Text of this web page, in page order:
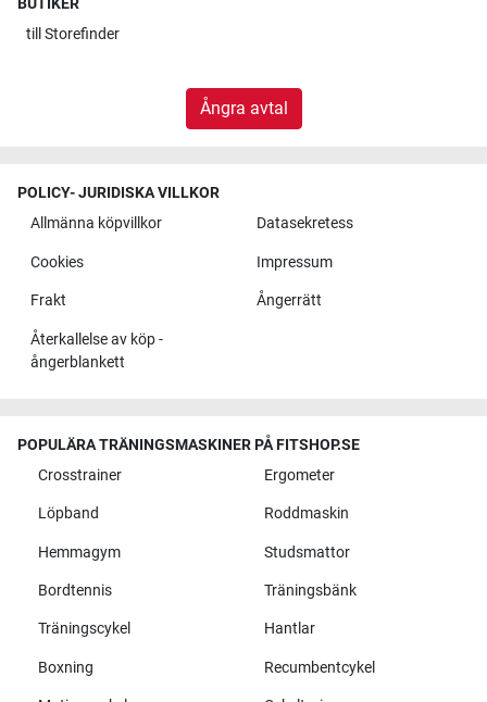
BUTIKER
till Storefinder
Ångra avtal
POLICY- JURIDISKA VILLKOR
Allmänna köpvillkor
Datasekretess
Cookies Impressum
Frakt Ångerrätt
Återkallelse av köp -
ångerblankett
POPULÄRA TRÄNINGSMASKINER PÅ FITSHOP.SE
Crosstrainer
Ergometer
Löpband Roddmaskin
Hemmagym Studsmattor
Bordtennis Träningsbänk
Träningscykel Hantlar
Boxning Recumbentcykel